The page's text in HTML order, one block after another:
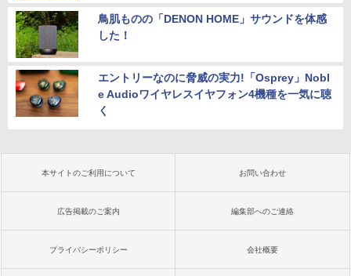
鳥肌ものの「DENON HOME」サウンドを体感
した！
エントリーなのに脅威の実力!「Osprey」Nobl
e Audioワイヤレスイヤフォン4機種を一気に聴
く
本サイトのご利用について お問い合わせ
広告掲載のご案内 編集部へのご連絡
プライバシーポリシー 会社概要